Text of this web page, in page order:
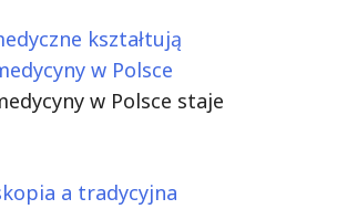
kształtują
w Polsce
w Polsce staje
a tradycyjna